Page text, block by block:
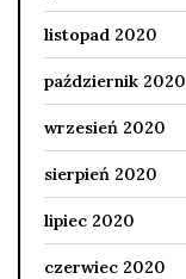
listopad 2020
październik 2020
wrzesień 2020
sierpień 2020
lipiec 2020
czerwiec 2020